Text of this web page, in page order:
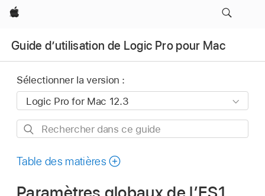
Apple
Guide d’utilisation de Logic Pro pour Mac
Sélectionner la version :
Rechercher
ce
Table des matières